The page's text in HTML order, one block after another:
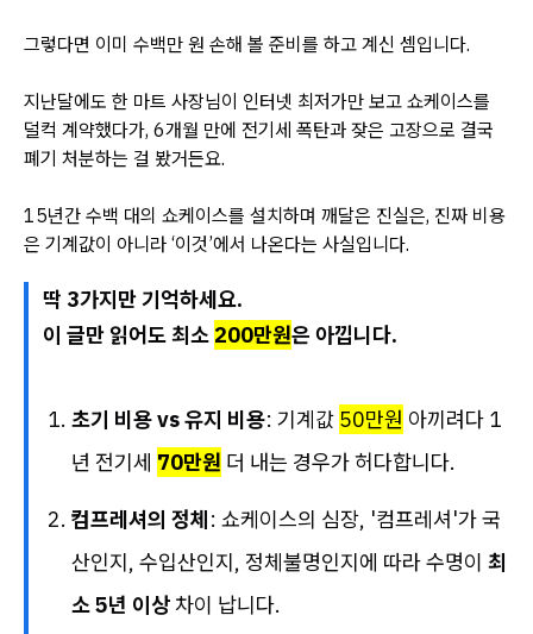
그렇다면 이미 수백만 원 손해 볼 준비를 하고 계신 셈입니다.
지난달에도 한 마트 사장님이 인터넷 최저가만 보고 쇼케이스를
덜컥 계약했다가, 6개월 만에 전기세 폭탄과 잦은 고장으로 결국
폐기 처분하는 걸 봤거든요.
15년간 수백 대의 쇼케이스를 설치하며 깨달은 진실은, 진짜 비용
은 기계값이 아니라 ‘이것’에서 나온다는 사실입니다.
딱 3가지만 기억하세요.
이 글만 읽어도 최소 200만원은 아낍니다.
초기 비용 vs 유지 비용: 기계값 50만원 아끼려다 1
년 전기세 70만원 더 내는 경우가 허다합니다.
컴프레셔의 정체: 쇼케이스의 심장, '컴프레셔'가 국
산인지, 수입산인지, 정체불명인지에 따라 수명이 최
소 5년 이상차이 납니다.